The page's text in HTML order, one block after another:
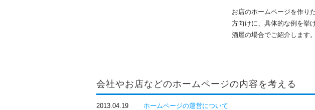
お店のホームページを作り
方向けに、具体的な例を挙
酒屋の場合でご紹介します
会社やお店などのホームページの内容を考える
2013.04.19 ホームページの運営について